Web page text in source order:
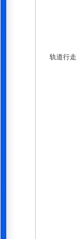
轨道行